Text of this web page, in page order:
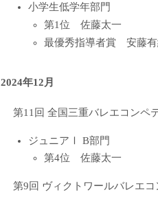
小学生低学年部門
第1位 佐藤太一
最優秀指導者賞 安藤
2024年12月
第11回 全国三重バレエコンペ
ジュニアⅠ B部門
第4位 佐藤太一
第9回 ヴィクトワールバレエ